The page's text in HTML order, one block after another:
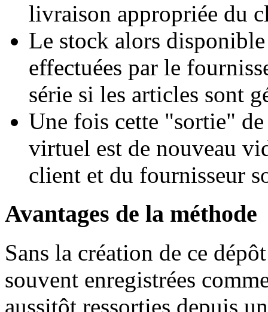
livraison appropriée du
Le stock alors
effectuées par le
série si les articles sont
Une fois cette "sortie"
virtuel est de nouveau
client et du fournisseur
Avantages de la méthode
Sans la création de ce
souvent enregistrées
aussitôt ressorties depuis